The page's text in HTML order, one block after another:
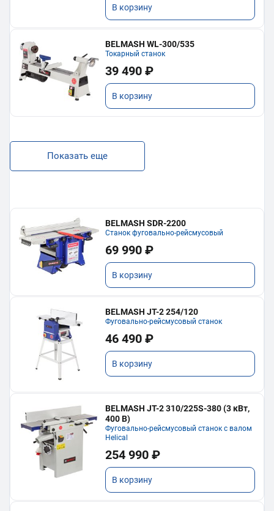
В корзину
BELMASH WL-300/535
Токарный станок
39 490 ₽
В корзину
Показать еще
BELMASH SDR-2200
Станок фуговально-рейсмусовый
69 990 ₽
В корзину
BELMASH JT-2 254/120
Фуговально-рейсмусовый станок
46 490 ₽
В корзину
BELMASH JT-2 310/225S-380 (3 кВт,
400 В)
Фуговально-рейсмусовый станок с валом
Helical
254 990 ₽
В корзину